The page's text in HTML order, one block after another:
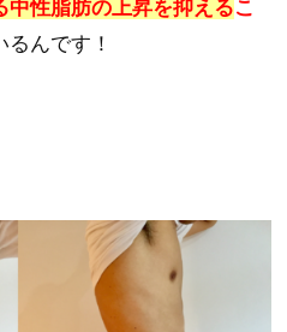
中性脂肪の上昇を抑えるこ
るんです！